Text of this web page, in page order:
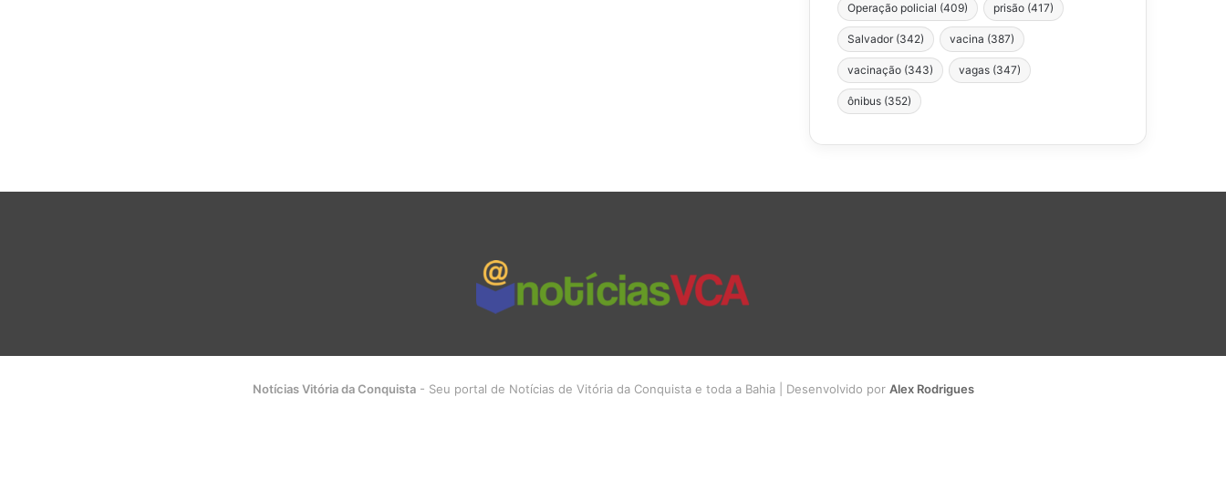
Operação policial (409) prisão (417)
Salvador (342) vacina (387)
vacinação (343) vagas (347)
ônibus (352)
Notícias Vitória da Conquista- Seu portal de Notícias de Vitória da Conquista e toda a Bahia | Desenvolvido por Alex Rodrigues